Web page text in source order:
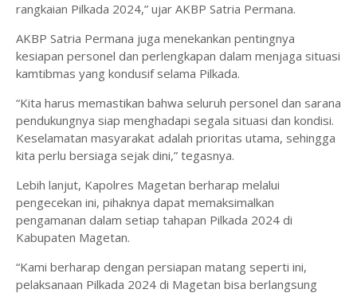
rangkaian Pilkada 2024,” ujar AKBP Satria Permana.
AKBP Satria Permana juga menekankan pentingnya
kesiapan personel dan perlengkapan dalam menjaga situasi
kamtibmas yang kondusif selama Pilkada.
“Kita harus memastikan bahwa seluruh personel dan sarana
pendukungnya siap menghadapi segala situasi dan kondisi.
Keselamatan masyarakat adalah prioritas utama, sehingga
kita perlu bersiaga sejak dini,” tegasnya.
Lebih lanjut, Kapolres Magetan berharap melalui
pengecekan ini, pihaknya dapat memaksimalkan
pengamanan dalam setiap tahapan Pilkada 2024 di
Kabupaten Magetan.
“Kami berharap dengan persiapan matang seperti ini,
pelaksanaan Pilkada 2024 di Magetan bisa berlangsung